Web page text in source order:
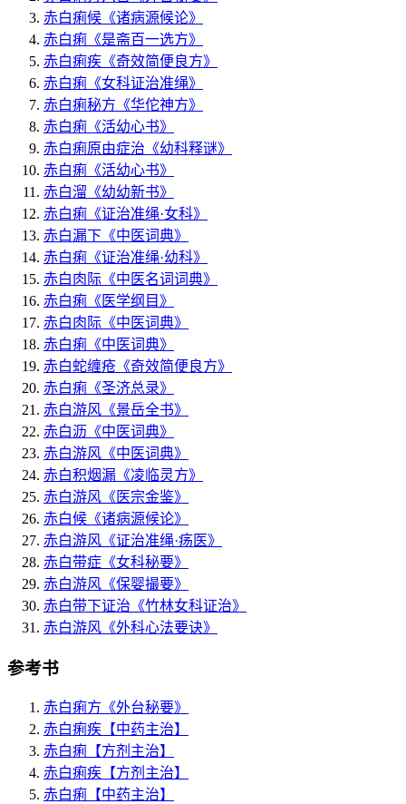
赤白痢候 《诸病源候论》
赤白痢 《是斋百一选方》
赤白痢疾 《奇效简便良方》
赤白痢 《女科证治准绳》
赤白痢秘方 《华佗神方》
赤白痢 《活幼心书》
赤白痢原由症治 《幼科释谜》
赤白痢 《活幼心书》
赤白溜 《幼幼新书》
赤白痢 《证治准绳·女科》
赤白漏下 《中医词典》
赤白痢 《证治准绳·幼科》
赤白肉际 《中医名词词典》
赤白痢 《医学纲目》
赤白肉际 《中医词典》
赤白痢 《中医词典》
赤白蛇缠疮 《奇效简便良方》
赤白痢 《圣济总录》
赤白游风 《景岳全书》
赤白沥 《中医词典》
赤白游风 《中医词典》
赤白积烟漏 《凌临灵方》
赤白游风 《医宗金鉴》
赤白候 《诸病源候论》
赤白游风 《证治准绳·疡医》
赤白带症 《女科秘要》
赤白游风 《保婴撮要》
赤白带下证治 《竹林女科证治》
赤白游风 《外科心法要诀》
参考书
赤白痢方 《外台秘要》
赤白痢疾 【中药主治】
赤白痢 【方剂主治】
赤白痢疾 【方剂主治】
赤白痢 【中药主治】